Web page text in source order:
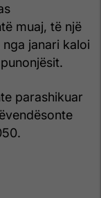
muaj, të një
janari kaloi
parashikuar